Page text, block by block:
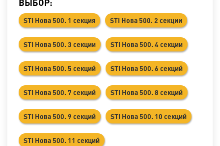
ВЫБОР:
STI Нова 500. 1 секция STI Нова 500. 2 секции
STI Нова 500. 3 секции STI Нова 500. 4 секции
STI Нова 500. 5 секций STI Нова 500. 6 секций
STI Нова 500. 7 секций STI Нова 500. 8 секций
STI Нова 500. 9 секций STI Нова 500. 10 секций
STI Нова 500. 11 секций